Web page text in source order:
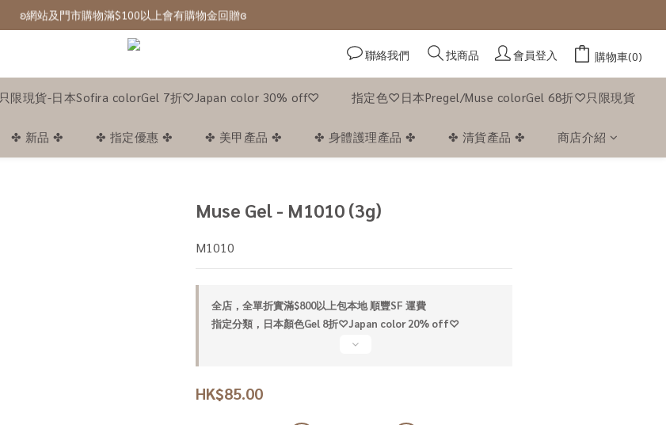
ʚ 網站免費登記會員,登入後可下單ɞ Click Here
ʚ 網站免費登記會員,登入後可下單ɞ Click Here
聯絡我們
找商品 會員登入 購物車(0)
只限現貨-日本Sofira colorGel 7折♡Japan color 30% off♡ 指定色♡日本Pregel/Muse colorGel 68折♡只限現貨
✤ 新品 ✤ ✤ 指定優惠 ✤ ✤ 美甲產品 ✤ ✤ 身體護理產品 ✤ ✤ 清貨產品 ✤ 商店介紹
Muse Gel - M1010 (3g)
M1010
全店，全單折實滿$800以上包本地 順豐SF 運費
指定分類，日本顏色Gel 8折♡Japan color 20% off♡
HK$85.00